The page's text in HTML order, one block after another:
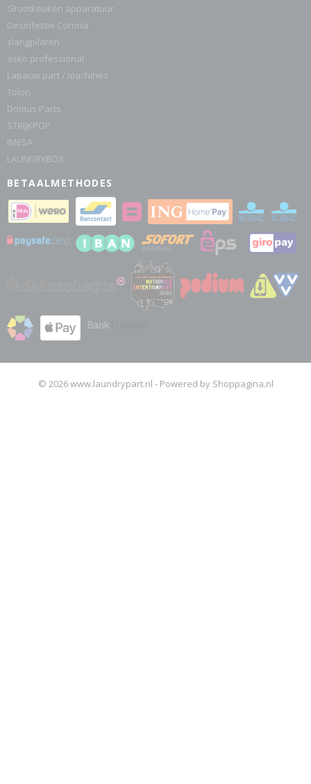
Grootkeuken apparatuur
Desinfectie Corona
slangpilaren
asko professional
Lapauw part / machines
Tolon
Domus Parts
STRIJKPOP
IMESA
LAUNDRYBOX
BETAALMETHODES
© 2026 www.laundrypart.nl - Powered by Shoppagina.nl